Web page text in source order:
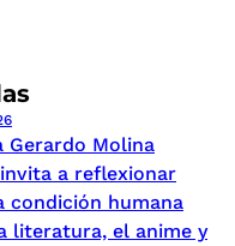
Gerardo Molina
a reflexionar
condición humana
literatura, el anime y